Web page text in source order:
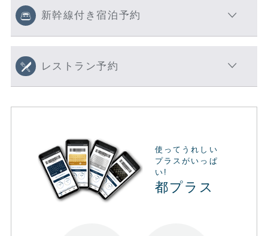
新幹線付き宿泊予約
レストラン予約
使ってうれしい
プラスがいっぱ
い!
都プラス